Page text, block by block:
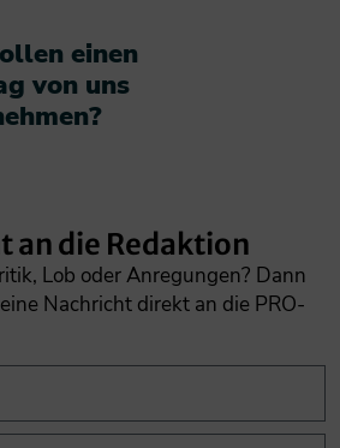
einen
von uns
an die Redaktion
Lob oder Anregungen? Dann
Nachricht direkt an die PRO-